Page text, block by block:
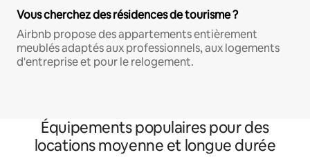
Vous cherchez des résidences de tourisme ?
Airbnb propose des appartements entièrement
meublés adaptés aux professionnels, aux logements
d'entreprise et pour le relogement.
Équipements populaires pour des
locations moyenne et longue durée